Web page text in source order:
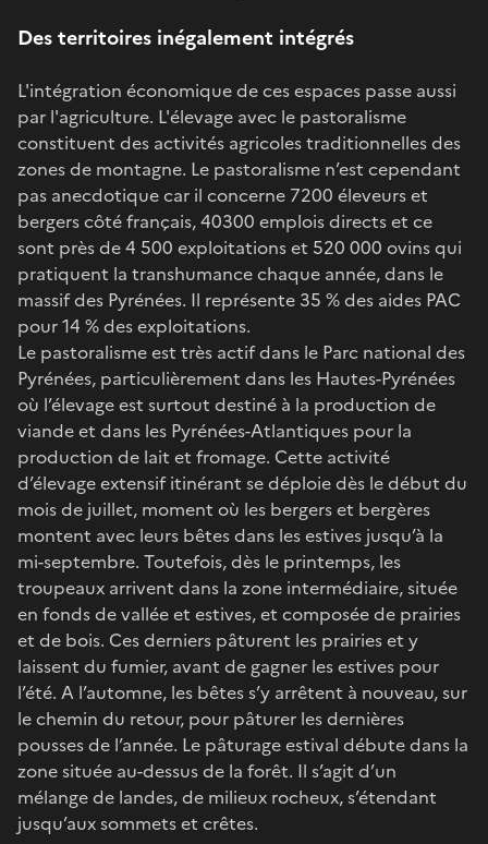
Des territoires inégalement intégrés
L'intégration économique de ces espaces passe aussi
par l'agriculture. L'élevage avec le pastoralisme
constituent des activités agricoles traditionnelles des
zones de montagne. Le pastoralisme n’est cependant
pas anecdotique car il concerne 7200 éleveurs et
bergers côté français, 40300 emplois directs et ce
sont près de 4 500 exploitations et 520 000 ovins qui
pratiquent la transhumance chaque année, dans le
massif des Pyrénées. Il représente 35 % des aides PAC
pour 14 % des exploitations.
Le pastoralisme est très actif dans le Parc national des
Pyrénées, particulièrement dans les Hautes-Pyrénées
où l’élevage est surtout destiné à la production de
viande et dans les Pyrénées-Atlantiques pour la
production de lait et fromage. Cette activité
d’élevage extensif itinérant se déploie dès le début du
mois de juillet, moment où les bergers et bergères
montent avec leurs bêtes dans les estives jusqu’à la
mi-septembre. Toutefois, dès le printemps, les
troupeaux arrivent dans la zone intermédiaire, située
en fonds de vallée et estives, et composée de prairies
et de bois. Ces derniers pâturent les prairies et y
laissent du fumier, avant de gagner les estives pour
l’été. A l’automne, les bêtes s’y arrêtent à nouveau, sur
le chemin du retour, pour pâturer les dernières
pousses de l’année. Le pâturage estival débute dans la
zone située au-dessus de la forêt. Il s’agit d’un
mélange de landes, de milieux rocheux, s’étendant
jusqu’aux sommets et crêtes.